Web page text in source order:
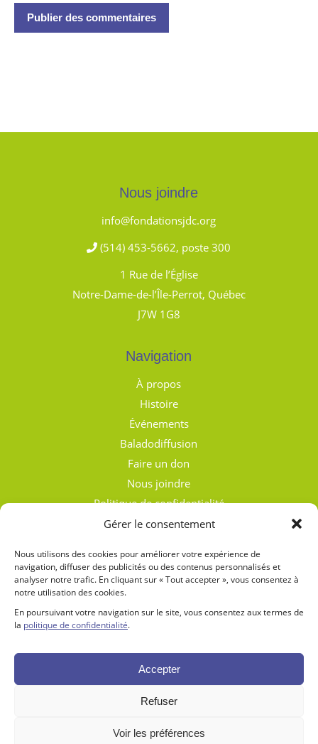
Gérer le consentement
Nous utilisons des cookies pour améliorer votre expérience de
navigation, diffuser des publicités ou des contenus personnalisés et
analyser notre trafic. En cliquant sur « Tout accepter », vous consentez à
notre utilisation des cookies.
En poursuivant votre navigation sur le site, vous consentez aux termes de
la politique de confidentialité.
Accepter
Refuser
Voir les préférences
Publier des commentaires
Nous joindre
info@fondationsjdc.org
(514) 453-5662, poste 300
1 Rue de l’Église
Notre-Dame-de-l’Île-Perrot, Québec
J7W 1G8
Navigation
À propos
Histoire
Événements
Baladodiffusion
Faire un don
Nous joindre
Politique de confidentialité
Conditions générales d’utilisation
La Fondation du patrimoine Sainte-Jeanne-de-Chantal vous invite à
presbytère de 1780, l’ancien cimetière où reposent les pionniers de l’île
Perrot et celui plus récent en paliers qui ouvre l’horizon sur le fleuve
Saint-Laurent.